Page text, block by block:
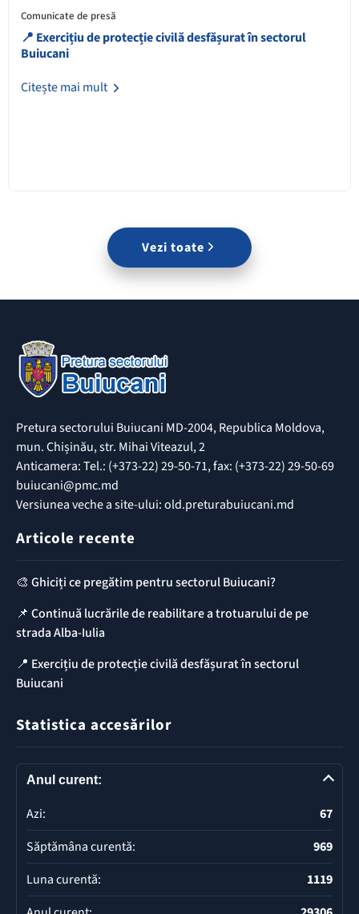
Comunicate de presă
📍 Exercițiu de protecție civilă desfășurat în sectorul
Buiucani
Citește mai mult
Vezi toate
Pretura sectorului Buiucani MD-2004, Republica Moldova,
mun. Chișinău, str. Mihai Viteazul, 2
Anticamera: Tel.: (+373-22) 29-50-71, fax: (+373-22) 29-50-69
buiucani@pmc.md
Versiunea veche a site-ului: old.preturabuiucani.md
Articole recente
🎨 Ghiciți ce pregătim pentru sectorul Buiucani?
📌 Continuă lucrările de reabilitare a trotuarului de pe
strada Alba-Iulia
📍 Exercițiu de protecție civilă desfășurat în sectorul
Buiucani
Statistica accesărilor
Anul curent:
Azi:
67
Săptămâna curentă:
969
Luna curentă:
1119